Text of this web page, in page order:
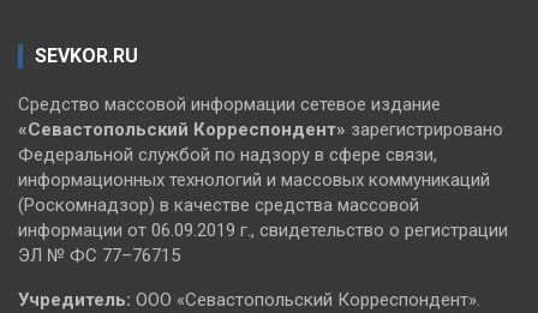
SEVKOR.RU
Средство массовой информации сетевое издание
«Севастопольский Корреспондент» зарегистрировано
Федеральной службой по надзору в сфере связи,
информационных технологий и массовых коммуникаций
(Роскомнадзор) в качестве средства массовой
информации от 06.09.2019 г., свидетельство о регистрации
ЭЛ № ФС 77–76715
Учредитель: ООО «Севастопольский Корреспондент».